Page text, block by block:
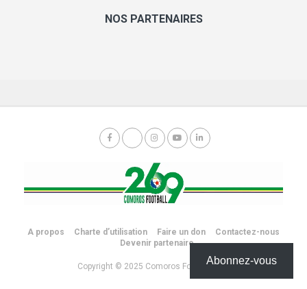
NOS PARTENAIRES
A propos Charte d’utilisation Faire un don
Contactez-nous
Devenir partenaire
Copyright © 2025 Comoros Football 269.Abonnez-vous